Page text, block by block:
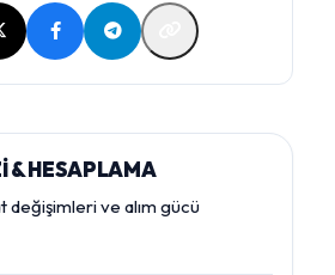
& HESAPLAMA
değişimleri ve alım gücü